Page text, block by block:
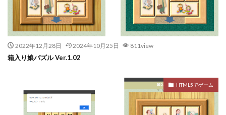
2022年12月28日 2024年10月25日 811view
箱入り娘パズル Ver.1.02
HTML5でゲーム